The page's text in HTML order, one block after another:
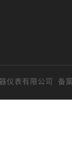
仪表有限公司 备案